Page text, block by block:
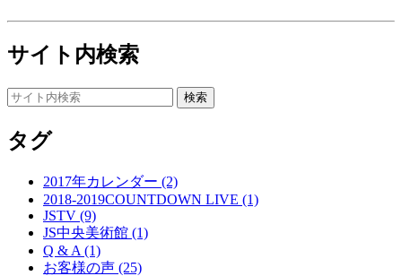
サイト内検索
タグ
2017年カレンダー (2)
2018-2019COUNTDOWN LIVE (1)
JSTV (9)
JS中央美術館 (1)
Q & A (1)
お客様の声 (25)